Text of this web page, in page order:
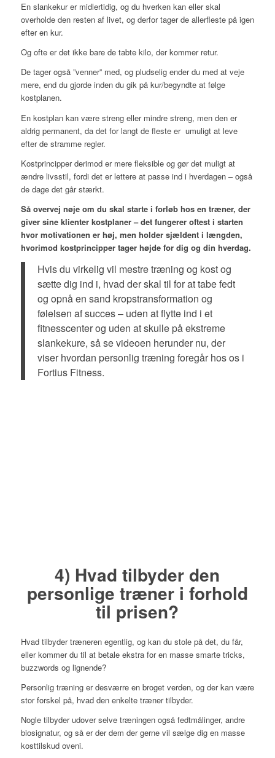
En slankekur er midlertidig, og du hverken kan eller skal
overholde den resten af livet, og derfor tager de allerfleste på igen
efter en kur.
Og ofte er det ikke bare de tabte kilo, der kommer retur.
De tager også ”venner” med, og pludselig ender du med at veje
mere, end du gjorde inden du gik på kur/begyndte at følge
kostplanen.
En kostplan kan være streng eller mindre streng, men den er
aldrig permanent, da det for langt de fleste er umuligt at leve
efter de stramme regler.
Kostprincipper derimod er mere fleksible og gør det muligt at
ændre livsstil, fordi det er lettere at passe ind i hverdagen – også
de dage det går stærkt.
Så overvej nøje om du skal starte i forløb hos en træner, der
giver sine klienter kostplaner – det fungerer oftest i starten
hvor motivationen er høj, men holder sjældent i længden,
hvorimod kostprincipper tager højde for dig og din hverdag.
Hvis du virkelig vil mestre træning og kost og
sætte dig ind i, hvad der skal til for at tabe fedt
og opnå en sand kropstransformation og
følelsen af succes – uden at flytte ind i et
fitnesscenter og uden at skulle på ekstreme
slankekure, så se videoen herunder nu, der
viser hvordan personlig træning foregår hos os i
Fortius Fitness.
4) Hvad tilbyder den
personlige træner i forhold
til prisen?
Hvad tilbyder træneren egentlig, og kan du stole på det, du får,
eller kommer du til at betale ekstra for en masse smarte tricks,
buzzwords og lignende?
Personlig træning er desværre en broget verden, og der kan være
stor forskel på, hvad den enkelte træner tilbyder.
Nogle tilbyder udover selve træningen også fedtmålinger, andre
biosignatur, og så er der dem der gerne vil sælge dig en masse
kosttilskud oveni.